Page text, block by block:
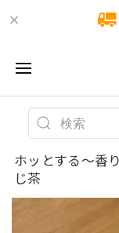
ホッとする〜
じ茶